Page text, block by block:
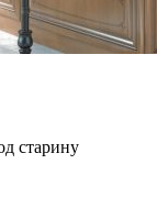
старину